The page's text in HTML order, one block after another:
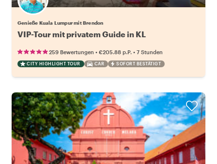
Genieße Kuala Lumpur mit Brendon
VIP-Tour mit privatem Guide in KL
259 Bewertungen • €205.88 p.P. • 7 Stunden
CITY HIGHLIGHT TOUR CAR SOFORT BESTÄTIGT